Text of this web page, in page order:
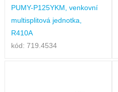
PUMY-P125YKM, venkovní
multisplitová jednotka,
R410A
kód: 719.4534